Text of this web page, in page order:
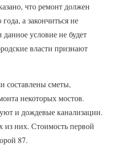
что ремонт должен
а закончиться не
условие не будет
власти признают
составлены сметы,
некоторых мостов.
и дождевые канализации.
из них. Стоимость первой
87.